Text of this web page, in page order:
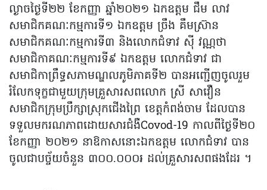
ល្ងាចថ្ងៃទី២២ ខែកញ្ញា ឆ្នាំ២០២១ ឯកឧត្តម ជឹម លាវ
សមាជិកគណៈកម្មការទី១ ឯកឧត្តម ច្រឹង គឹមស្រ៊ាន
សមាជិកគណៈកម្មការទី៣ និងលោកជំទាវ ស៊ី វណ្ណថា
សមាជិកាគណៈកម្មការទី៩ ឯកឧត្តម លោកជំទាវ ជា
សមាជិកាព្រឹទ្ធសភាមណ្ឌលភូមិភាគទី២ បានអញ្ជើញចូលរួម
រំលែកទុក្ខជាមួយក្រុមគ្រួសារសពលោក ស្រី សាវឿន
សមាជិកក្រុមប្រឹក្សាស្រុកជើងព្រៃ ខេត្តកំពង់ចាម ដែលបាន
ទទួលមករណភាពដោយសារជំងឺCovod-19 កាលពីថ្ងៃទី២០
ខែកញ្ញា ២០២១ នាឱកាសនោះឯកឧត្តម លោកជំទាវ បាន
ចូលជាបច្ច័យចំនួន ៣០០.០០០៛ ដល់គ្រួសារសពផងដែរ ។​